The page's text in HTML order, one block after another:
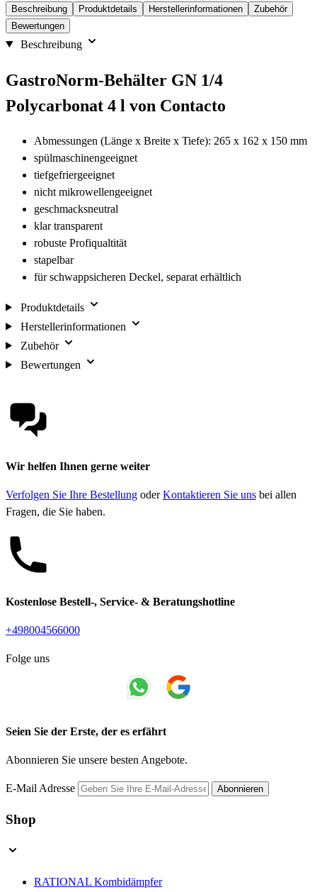
Beschreibung Produktdetails Herstellerinformationen
Zubehör
Bewertungen
Beschreibung
GastroNorm-Behälter GN 1/4
Polycarbonat 4 l von Contacto
Abmessungen (Länge x Breite x Tiefe): 265 x 162 x 150 mm
spülmaschinengeeignet
tiefgefriergeeignet
nicht mikrowellengeeignet
geschmacksneutral
klar transparent
robuste Profiqualtität
stapelbar
für schwappsicheren Deckel, separat erhältlich
Produktdetails
Herstellerinformationen
Zubehör
Bewertungen
Wir helfen Ihnen gerne weiter
Verfolgen Sie Ihre Bestellung oderKontaktieren Sie uns bei allen
Fragen, die Sie haben.
Kostenlose Bestell-, Service- & Beratungshotline
+498004566000
Folge uns
Seien Sie der Erste, der es erfährt
Abonnieren Sie unsere besten Angebote.
E-Mail Adresse Abonnieren
Shop
RATIONAL Kombidämpfer